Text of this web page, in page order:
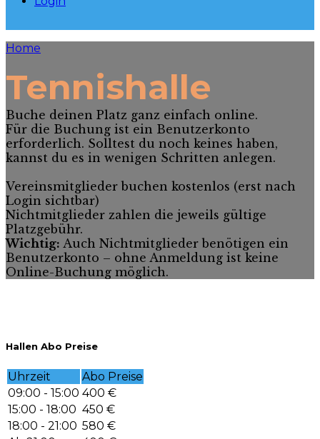
Home
Tennishalle
Buche deinen Platz ganz einfach online.
Für die Buchung ist ein Benutzerkonto
erforderlich. Solltest du noch keines haben,
kannst du es in wenigen Schritten anlegen.
Vereinsmitglieder buchen kostenlos (erst nach
Login sichtbar)
Nichtmitglieder zahlen die jeweils gültige
Platzgebühr.
Wichtig: Auch Nichtmitglieder benötigen ein
Benutzerkonto – ohne Anmeldung ist keine
Online-Buchung möglich.
Hallen Abo Preise
Uhrzeit
Abo Preise
09:00 - 15:00 400 €
15:00 - 18:00 450 €
18:00 - 21:00 580 €